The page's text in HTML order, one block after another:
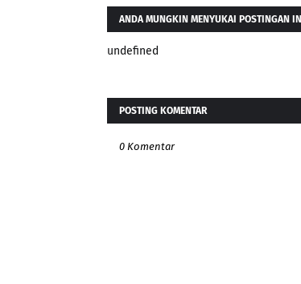
ANDA MUNGKIN MENYUKAI POSTINGAN INI
undefined
POSTING KOMENTAR
0 Komentar